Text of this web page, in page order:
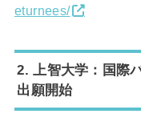
eturnees/
2. 上智大学：国際
出願開始